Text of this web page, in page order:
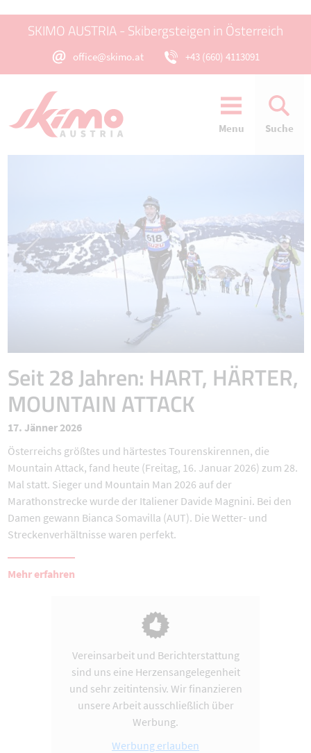
SKIMO AUSTRIA - Skibergsteigen in Österreich
office@skimo.at +43 (660) 4113091
Menu Suche
Seit 28 Jahren: HART, HÄRTER,
MOUNTAIN ATTACK
17. Jänner 2026
Österreichs größtes und härtestes Tourenskirennen, die
Mountain Attack, fand heute (Freitag, 16. Januar 2026) zum 28.
Mal statt. Sieger und Mountain Man 2026 auf der
Marathonstrecke wurde der Italiener Davide Magnini. Bei den
Damen gewann Bianca Somavilla (AUT). Die Wetter- und
Streckenverhältnisse waren perfekt.
Mehr erfahren
Vereinsarbeit und Berichterstattung
sind uns eine Herzensangelegenheit
und sehr zeitintensiv. Wir finanzieren
unsere Arbeit ausschließlich über
Werbung.
Werbung erlauben